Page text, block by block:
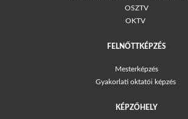
OSZTV
OKTV
FELNŐTTKÉPZÉS
Mesterképzés
Gyakorlati oktatói képzés
KÉPZŐHELY